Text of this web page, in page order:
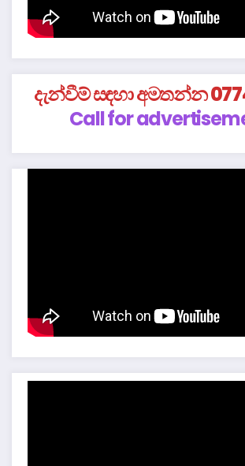
දැන්වීම් සඳහා අමතන්න
Call for